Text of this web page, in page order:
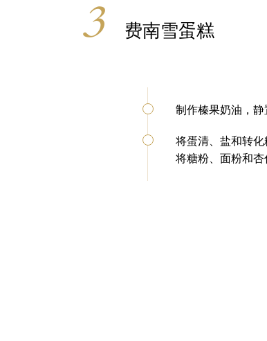
费南雪蛋糕
制作榛果奶油，静
将蛋清、盐和转化
将糖粉、面粉和杏